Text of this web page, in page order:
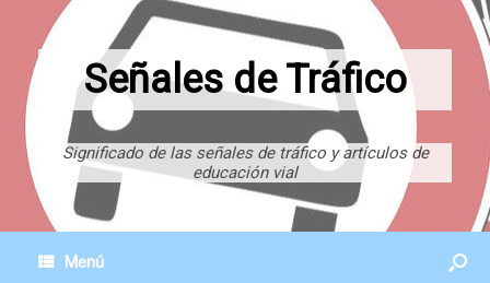
Señales de Tráfico
Significado de las señales de tráfico y artículos de
educación vial
Menú